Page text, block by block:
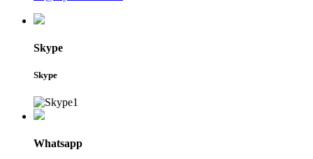
Skype
Skype
Whatsapp